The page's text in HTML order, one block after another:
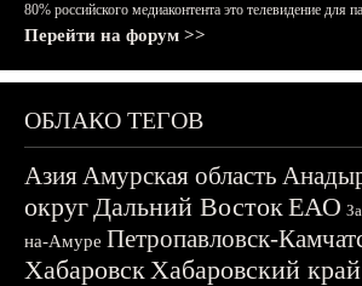
80% российского медиаконтента это телевидение для
Перейти на форум >>
ОБЛАКО ТЕГОВ
АзияАмурская область
округДальний ВостокЕАО
на-Амуре Петропавловск-
ХабаровскХабаровский край